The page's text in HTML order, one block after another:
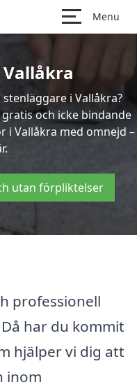
Menu
i Vallåkra?
och icke bindande
Vallåkra med omnejd –
utan förpliktelser
professionell
har du kommit
hjälper vi dig att
inom